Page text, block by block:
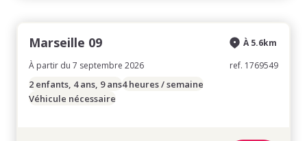
Marseille 09
À partir du 7 septembre 2026
À 5.6km
ref. 1769549
2 enfants, 4 ans, 9 ans4 heures / semaine
Véhicule nécessaire